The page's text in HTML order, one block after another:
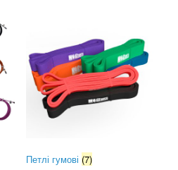
Петлі гумові (7)